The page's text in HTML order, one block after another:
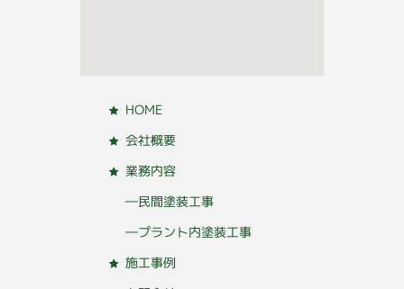
HOME
会社概要
業務内容
―民間塗装工事
―プラント内塗装工事
施工事例